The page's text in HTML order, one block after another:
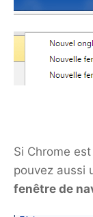
Si Chrome
pouvez aussi
fenêtre de